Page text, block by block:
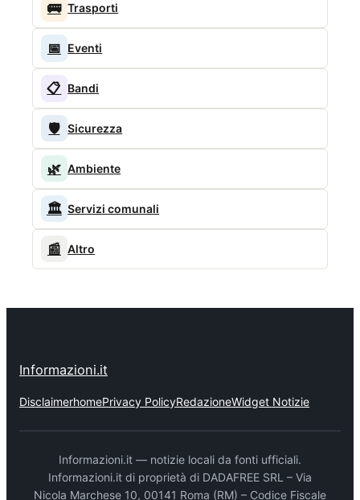
🚌 Trasporti
📅 Eventi
📋 Bandi
🛡️ Sicurezza
🌿 Ambiente
🏛️ Servizi comunali
📰 Altro
Informazioni.it
DisclaimerhomePrivacy PolicyRedazioneWidget Notizie
Informazioni.it — notizie locali da fonti ufficiali.
Informazioni.it di proprietà di DADAFREE SRL – Via
Nicola Marchese 10, 00141 Roma (RM) – Codice Fiscale